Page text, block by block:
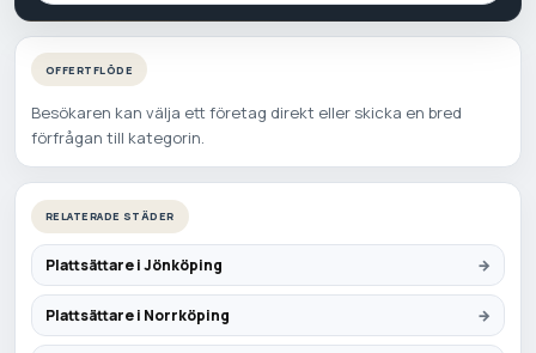
OFFERTFLÖDE
Besökaren kan välja ett företag direkt eller skicka en bred
förfrågan till kategorin.
RELATERADE STÄDER
Plattsättare i Jönköping
Plattsättare i Norrköping